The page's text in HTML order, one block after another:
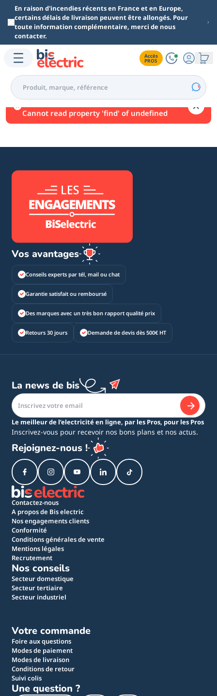
Aller au contenu principal
En raison d'incendies récents en France et en Europe,
certains délais de livraison peuvent être allongés. Pour
toute information complémentaire, merci de nous
contacter.
Accès
PROS
Une erreur est survenue.
Cannot read property 'find' of undefined
Vos avantages
Conseils experts par tél, mail ou chat
Garantie satisfait ou remboursé
Des marques avec un très bon rapport qualité prix
Retours 30 jours Demande de devis dès 500€ HT
La news de bis
Le meilleur de l’electricité en ligne, par les Pros, pour les Pros
Inscrivez-vous pour recevoir nos bons plans et nos actus.
Rejoignez-nous !
Contactez-nous
A propos de Bis electric
Nos engagements clients
Conformité
Conditions générales de vente
Mentions légales
Recrutement
Nos conseils
Secteur domestique
Secteur tertiaire
Secteur industriel
Votre commande
Foire aux questions
Modes de paiement
Modes de livraison
Conditions de retour
Suivi colis
Une question ?